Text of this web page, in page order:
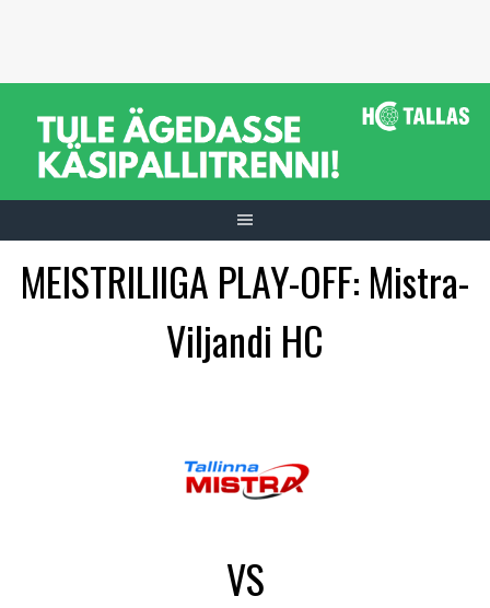
MEISTRILIIGA PLAY-OFF: Mistra-
Viljandi HC
VS